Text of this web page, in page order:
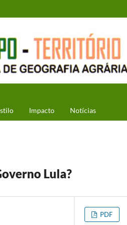
Impacto Notícias
Lula?
PDF